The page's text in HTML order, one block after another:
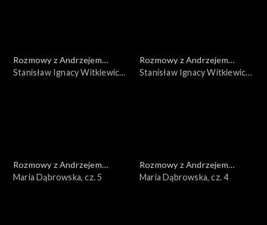
Rozmowy z Andrzejem
Doboszem
Stanisław Ignacy Witkiewicz,
Rozmowy z Andrzejem
Doboszem
Stanisław Ignacy Witkiewicz,
Rozmowy z Andrzejem
Doboszem
Maria Dąbrowska, cz. 5
Rozmowy z Andrzejem
Doboszem
Maria Dąbrowska, cz. 4